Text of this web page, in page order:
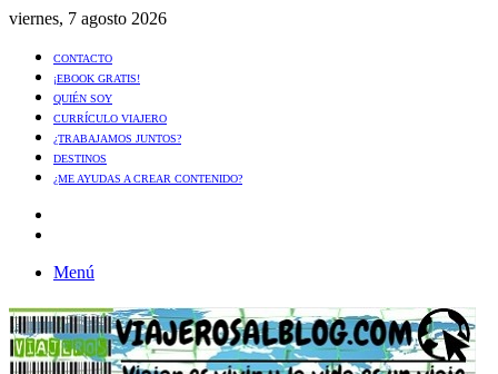
viernes, 7 agosto 2026
CONTACTO
¡EBOOK GRATIS!
QUIÉN SOY
CURRÍCULO VIAJERO
¿TRABAJAMOS JUNTOS?
DESTINOS
¿ME AYUDAS A CREAR CONTENIDO?
Menú